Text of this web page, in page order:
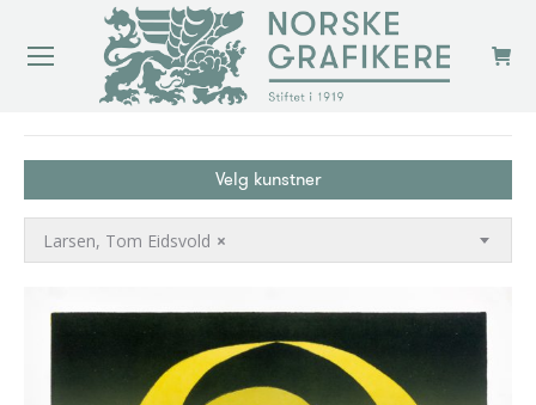
Velg kunstner
×
Larsen, Tom Eidsvold